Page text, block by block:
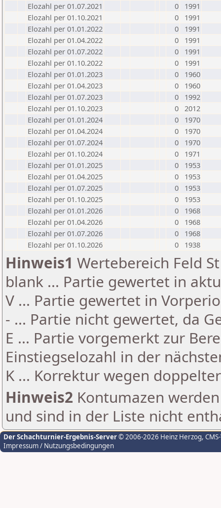
Elozahl per 01.07.2021
0
1991
Elozahl per 01.10.2021
0
1991
Elozahl per 01.01.2022
0
1991
Elozahl per 01.04.2022
0
1991
Elozahl per 01.07.2022
0
1991
Elozahl per 01.10.2022
0
1991
Elozahl per 01.01.2023
0
1960
Elozahl per 01.04.2023
0
1960
Elozahl per 01.07.2023
0
1992
Elozahl per 01.10.2023
0 2012
Elozahl per 01.01.2024
0
1970
Elozahl per 01.04.2024
0
1970
Elozahl per 01.07.2024
0
1970
Elozahl per 01.10.2024
0
1971
Elozahl per 01.01.2025
0
1953
Elozahl per 01.04.2025
0
1953
Elozahl per 01.07.2025
0
1953
Elozahl per 01.10.2025
0
1953
Elozahl per 01.01.2026
0
1968
Elozahl per 01.04.2026
0
1968
Elozahl per 01.07.2026
0
1968
Elozahl per 01.10.2026
0 1938
Hinweis1 Wertebereich Feld
blank ... Partie gewertet in
V ... Partie gewertet in
- ... Partie nicht gewertet, da
E ... Partie vorgemerkt zur
Einstiegselozahl in der
K ... Korrektur wegen
Hinweis2 Kontumazen
und sind in der Liste nicht
Der Schachturnier-Ergebnis-Server© 2006-2026 Heinz Herzog,
Impressum / Nutzungsbedingungen